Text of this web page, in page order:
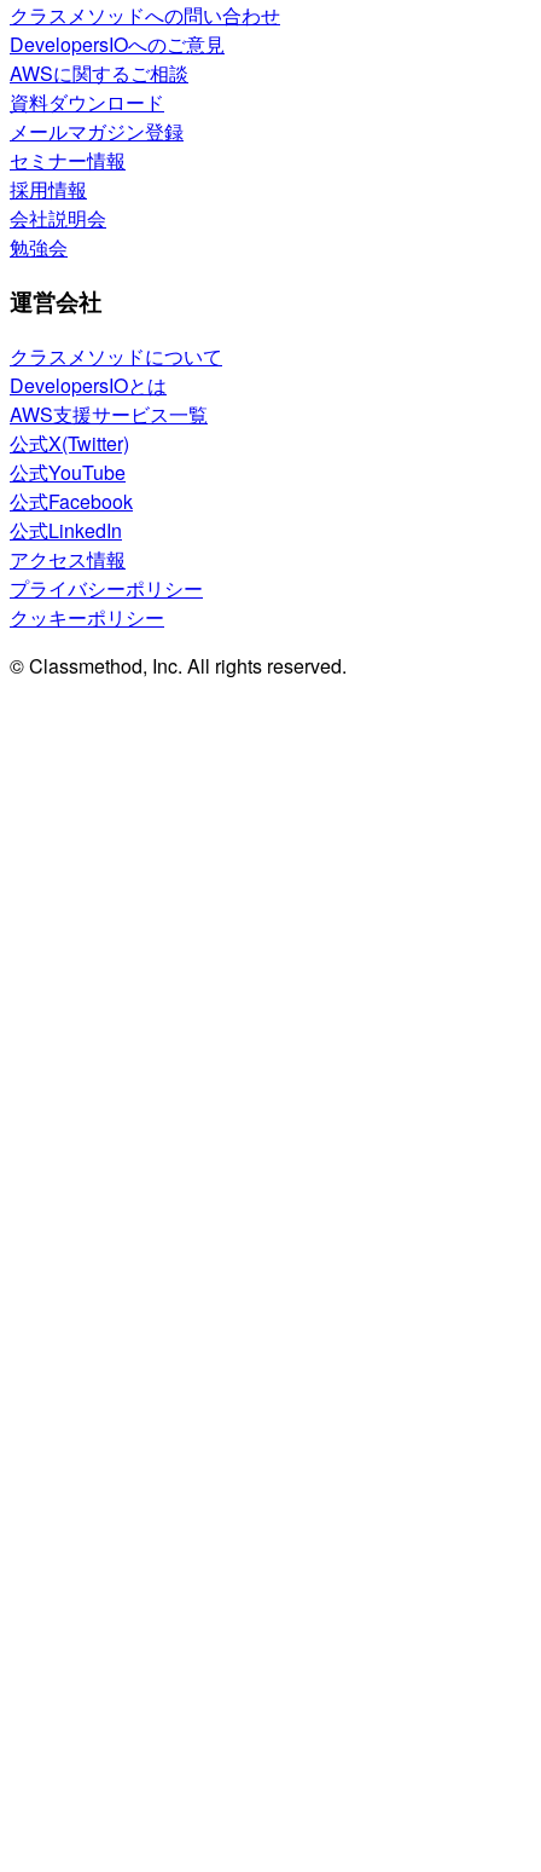
クラスメソッドへの問い合わせ
DevelopersIOへのご意見
AWSに関するご相談
資料ダウンロード
メールマガジン登録
セミナー情報
採用情報
会社説明会
勉強会
運営会社
クラスメソッドについて
DevelopersIOとは
AWS支援サービス一覧
公式X(Twitter)
公式YouTube
公式Facebook
公式LinkedIn
アクセス情報
プライバシーポリシー
クッキーポリシー
© Classmethod, Inc. All rights reserved.